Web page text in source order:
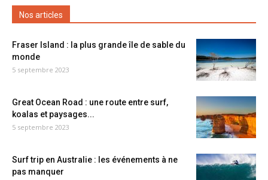
Nos articles
Fraser Island : la plus grande île de sable du
monde
5 septembre 2023
Great Ocean Road : une route entre surf,
koalas et paysages...
5 septembre 2023
Surf trip en Australie : les événements à ne
pas manquer